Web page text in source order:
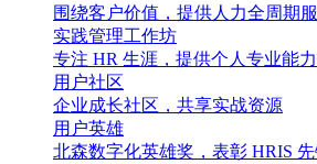
围绕客户价值，提供人力全周期
实践管理工作坊
专注 HR 生涯，提供个人专业能
用户社区
企业成长社区，共享实战资源
用户英雄
北森数字化英雄奖，表彰 HRIS 先